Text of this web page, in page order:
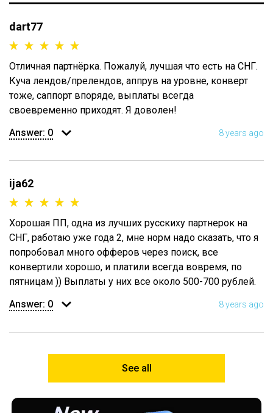
dart77
Отличная партнёрка. Пожалуй, лучшая что есть на СНГ.
Куча лендов/прелендов, аппрув на уровне, конверт
тоже, саппорт впоряде, выплаты всегда
своевременно приходят. Я доволен!
Answer: 0 8 years ago
ija62
Хорошая ПП, одна из лучших русскиху партнерок на
СНГ, работаю уже года 2, мне норм надо сказать, что я
попробовал много офферов через поиск, все
конвертили хорошо, и платили всегда вовремя, по
пятницам )) Выплаты у них все около 500-700 рублей.
Answer: 0 8 years ago
See all